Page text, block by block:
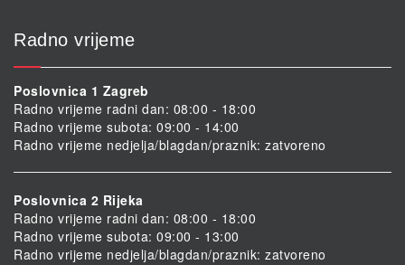
Radno vrijeme
Poslovnica 1 Zagreb
Radno vrijeme radni dan: 08:00 - 18:00
Radno vrijeme subota: 09:00 - 14:00
Radno vrijeme nedjelja/blagdan/praznik: zatvoreno
Poslovnica 2 Rijeka
Radno vrijeme radni dan: 08:00 - 18:00
Radno vrijeme subota: 09:00 - 13:00
Radno vrijeme nedjelja/blagdan/praznik: zatvoreno